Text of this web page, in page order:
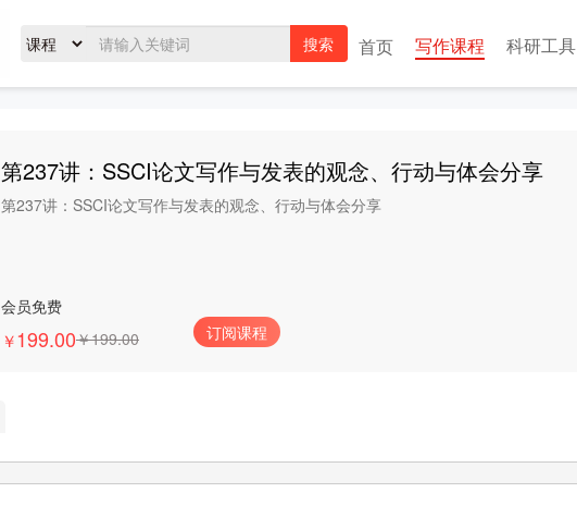
搜索 首页 写作课程 科研工具
第237讲：SSCI论文写作与发表的观念、行动与体会分享
第237讲：SSCI论文写作与发表的观念、行动与体会分享
会员免费
￥199.00￥199.00 订阅课程